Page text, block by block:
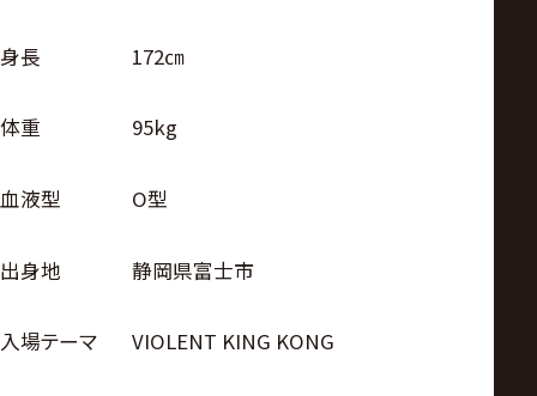
身長 172㎝
体重 95kg
血液型 O型
出身地 静岡県富士市
入場テーマ VIOLENT KING KONG